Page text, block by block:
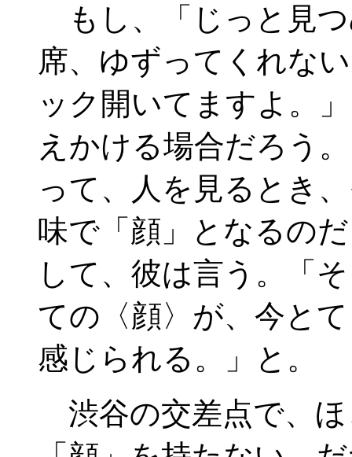
もし、「じっと見
席、ゆずってくれな
ック開いてますよ。
えかける場合だろう
って、人を見るとき
味で「顔」となるの
して、彼は言う。「
ての〈顔〉が、今と
感じられる。」と。
渋谷の交差点で、